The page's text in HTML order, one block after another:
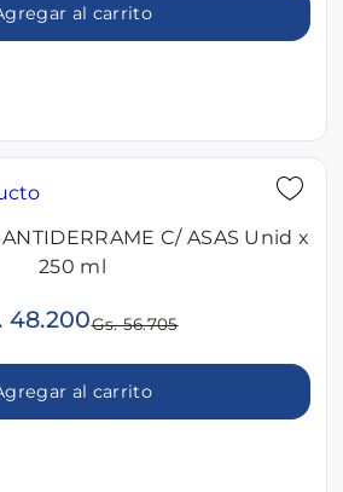
al carrito
C/ ASAS Unid x
250 ml
48.200Gs. 56.705
al carrito